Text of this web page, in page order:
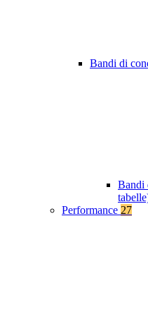
Bandi di
Bandi
Performance 27